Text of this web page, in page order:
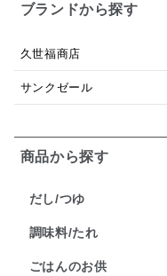
ブランドから探す
久世福商店
サンクゼール
商品から探す
だし/つゆ
調味料/たれ
ごはんのお供